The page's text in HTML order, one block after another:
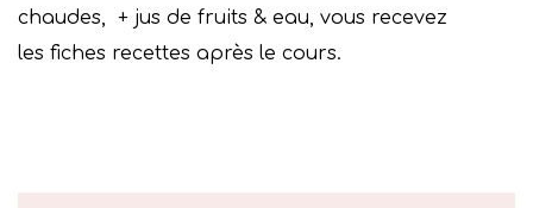
chaudes, + jus de fruits & eau, vous recevez
les fiches recettes après le cours.